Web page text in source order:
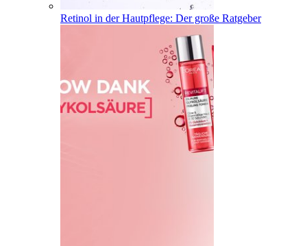
Retinol in der Hautpflege: Der große Ratgeber